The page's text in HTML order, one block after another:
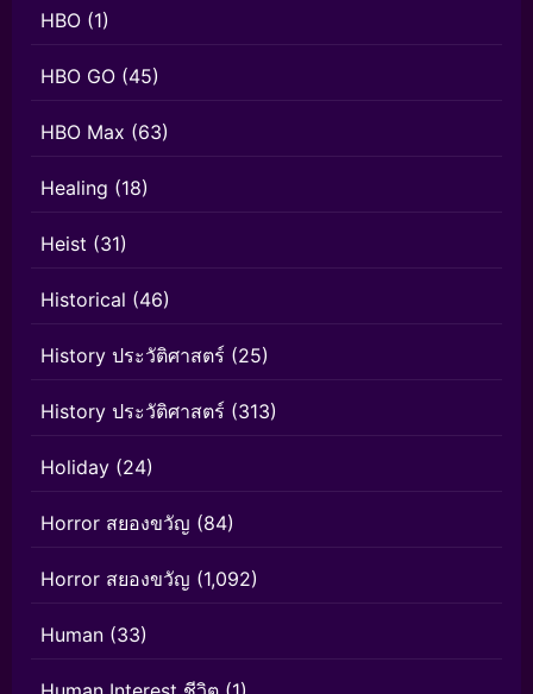
HBO (1)
HBO GO (45)
HBO Max (63)
Healing (18)
Heist (31)
Historical (46)
History ประวัติศาสตร์ (25)
History ประวัติศาสตร์ (313)
Holiday (24)
Horror สยองขวัญ (84)
Horror สยองขวัญ (1,092)
Human (33)